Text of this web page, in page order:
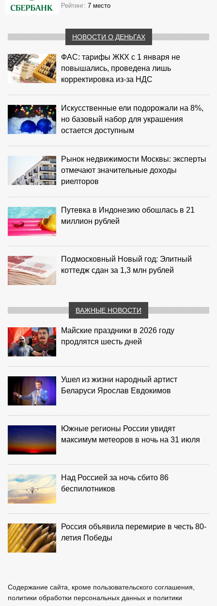
Рейтинг: 7 место
НОВОСТИ О ДЕНЬГАХ
ФАС: тарифы ЖКХ с 1 января не
повышались, проведена лишь
корректировка из‑за НДС
Искусственные ели подорожали на 8%,
но базовый набор для украшения
остается доступным
Рынок недвижимости Москвы: эксперты
отмечают значительные доходы
риелторов
Путевка в Индонезию обошлась в 21
миллион рублей
Подмосковный Новый год: Элитный
коттедж сдан за 1,3 млн рублей
ВАЖНЫЕ НОВОСТИ
Майские праздники в 2026 году
продлятся шесть дней
Ушел из жизни народный артист
Беларуси Ярослав Евдокимов
Южные регионы России увидят
максимум метеоров в ночь на 31 июля
Над Россией за ночь сбито 86
беспилотников
Россия объявила перемирие в честь 80-
летия Победы
Содержание сайта, кроме пользовательского соглашения,
политики обработки персональных данных и политики